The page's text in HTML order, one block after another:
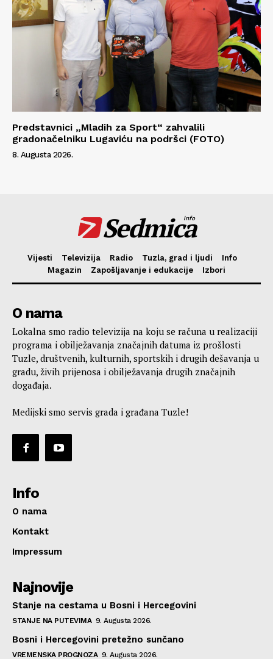
Predstavnici „Mladih za Sport“ zahvalili
gradonačelniku Lugaviću na podršci (FOTO)
8. Augusta 2026.
Sedmica
info
Vijesti Televizija Radio Tuzla, grad i ljudi
Info
Magazin
Zapošljavanje i edukacije Izbori
O nama
Lokalna smo radio televizija na koju se računa u realizaciji
programa i obilježavanja značajnih datuma iz prošlosti
Tuzle, društvenih, kulturnih, sportskih i drugih dešavanja u
gradu, živih prijenosa i obilježavanja drugih značajnih
događaja.
Medijski smo servis grada i građana Tuzle!
Info
O nama
Kontakt
Impressum
Najnovije
Stanje na cestama u Bosni i Hercegovini
STANJE NA PUTEVIMA 9. Augusta 2026.
Bosni i Hercegovini pretežno sunčano
VREMENSKA PROGNOZA 9. Augusta 2026.